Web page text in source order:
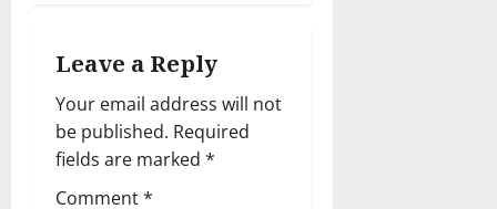
i
g
a
Leave a Reply
Your email address will not
be published. Required
fields are marked *
Comment*